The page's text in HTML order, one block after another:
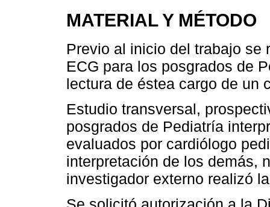
MATERIAL Y MÉTODO
Previo al inicio del trabajo se
ECG para los posgrados de
lectura de éstea cargo de un
Estudio transversal,
posgrados de Pediatría
evaluados por cardiólogo
interpretación de los demás,
investigador externo realizó